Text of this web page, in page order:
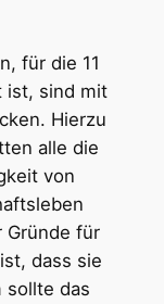
für die 11
ist, sind mit
Hierzu
alle die
von
Gründe für
dass sie
sollte das